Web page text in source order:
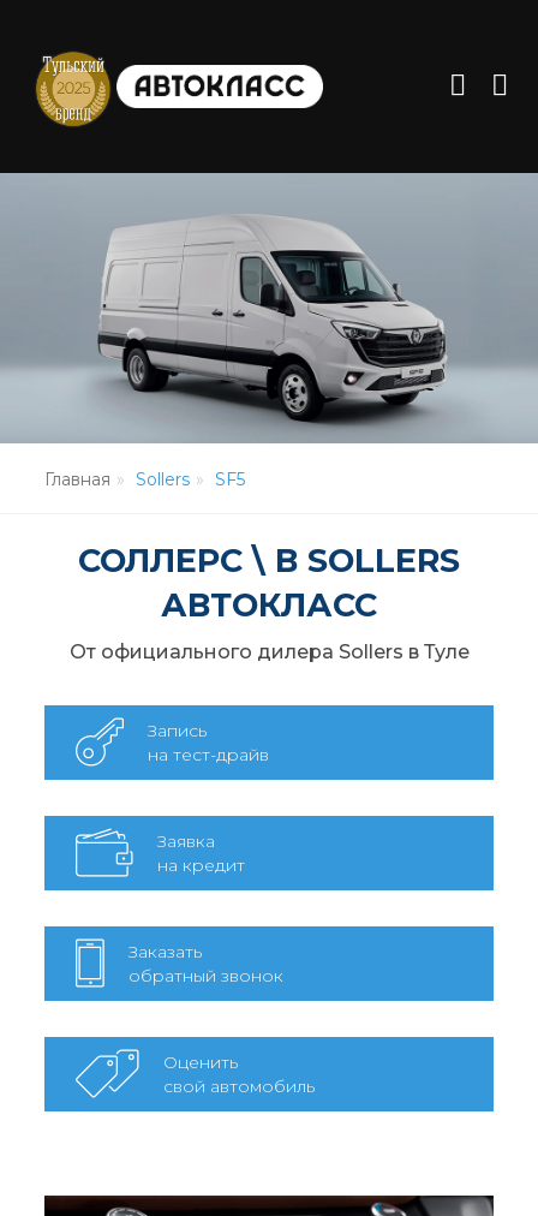
Главная Sollers SF5
СОЛЛЕРС \ В SOLLERS
АВТОКЛАСС
От официального дилера Sollers в Туле
Запись
на тест-драйв
Заявка
на кредит
Заказать
обратный звонок
Оценить
свой автомобиль